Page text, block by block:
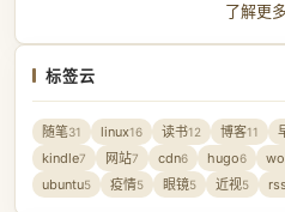
了解更
标签云
随笔31 linux16 读书12 博客11
kindle7 网站7 cdn6 hugo6
ubuntu5 疫情5 眼镜5 近视5 rss